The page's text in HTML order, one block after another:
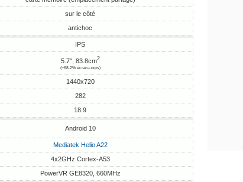
sur le côté
antichoc
IPS
5.7", 83.8cm2
(~68.2% écran-corps)
1440x720
282
18:9
Android 10
Mediatek Helio A22
4x2GHz Cortex-A53
PowerVR GE8320, 660MHz